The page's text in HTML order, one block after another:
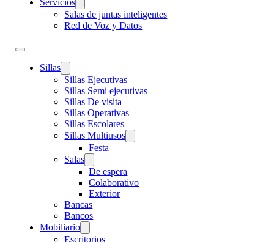
Servicios
Salas de juntas inteligentes
Red de Voz y Datos
Sillas
Sillas Ejecutivas
Sillas Semi ejecutivas
Sillas De visita
Sillas Operativas
Sillas Escolares
Sillas Multiusos
Festa
Salas
De espera
Colaborativo
Exterior
Bancas
Bancos
Mobiliario
Escritorios